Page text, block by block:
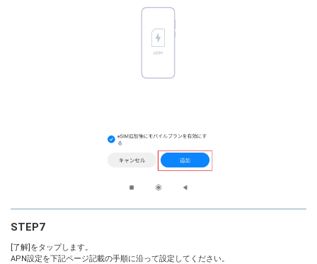
STEP7
[了解]をタップします。
APN設定を下記ページ記載の手順に沿って設定してください。